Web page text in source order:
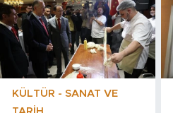
KÜLTÜR - SANAT VE